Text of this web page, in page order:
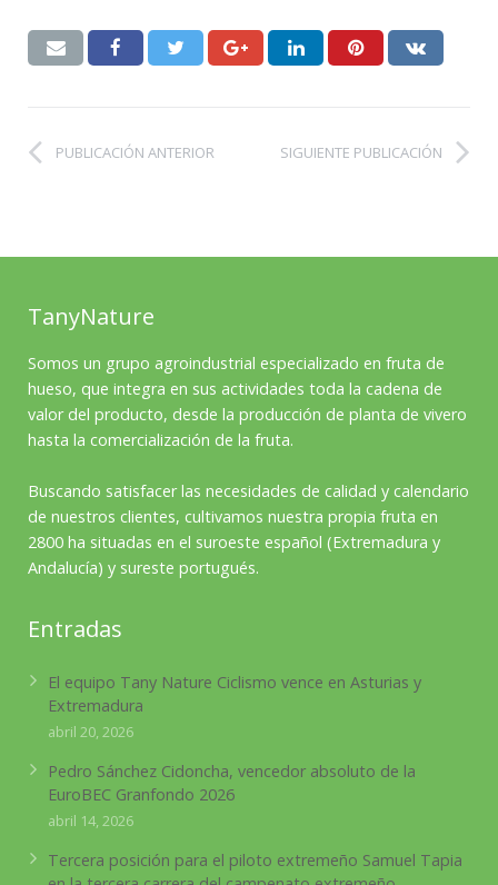
PUBLICACIÓN ANTERIOR SIGUIENTE PUBLICACIÓN
TanyNature
Somos un grupo agroindustrial especializado en fruta de
hueso, que integra en sus actividades toda la cadena de
valor del producto, desde la producción de planta de vivero
hasta la comercialización de la fruta.
Buscando satisfacer las necesidades de calidad y calendario
de nuestros clientes, cultivamos nuestra propia fruta en
2800 ha situadas en el suroeste español (Extremadura y
Andalucía) y sureste portugués.
Entradas
El equipo Tany Nature Ciclismo vence en Asturias y
Extremadura
abril 20, 2026
Pedro Sánchez Cidoncha, vencedor absoluto de la
EuroBEC Granfondo 2026
abril 14, 2026
Tercera posición para el piloto extremeño Samuel Tapia